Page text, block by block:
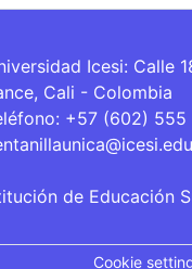
Icesi: Calle
Cali - Colombia
+57 (602)
de Educación
Cookie